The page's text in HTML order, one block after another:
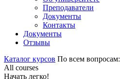
Преподаватели
Документы
Контакты
Документы
Отзывы
Каталог курсов По всем вопросам:
All courses
Начать легко!